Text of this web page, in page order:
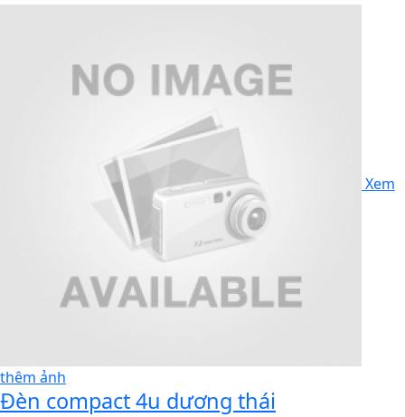
Xem
thêm ảnh
Đèn compact 4u dương thái